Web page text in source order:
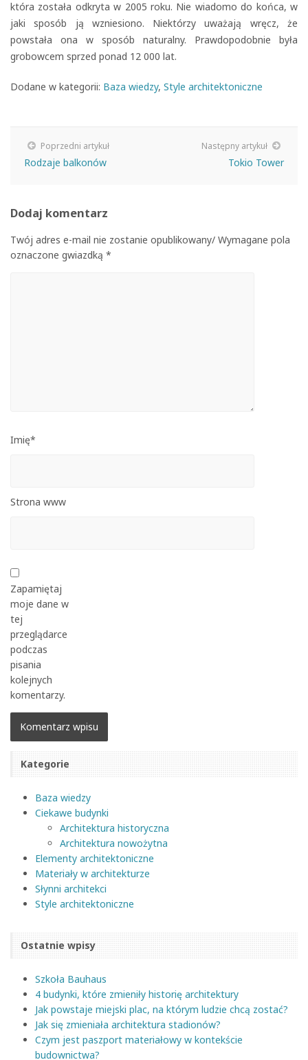
która została odkryta w 2005 roku. Nie wiadomo do końca, w
jaki sposób ją wzniesiono. Niektórzy uważają wręcz, że
powstała ona w sposób naturalny. Prawdopodobnie była
grobowcem sprzed ponad 12 000 lat.
Dodane w kategorii: Baza wiedzy, Style architektoniczne
Poprzedni artykuł
Rodzaje balkonów
Następny artykuł
Tokio Tower
Dodaj komentarz
Twój adres e-mail nie zostanie opublikowany/ Wymagane pola
oznaczone gwiazdką *
Imię*
Strona www
Zapamiętaj
moje dane w
tej
przeglądarce
podczas
pisania
kolejnych
komentarzy.
Kategorie
Baza wiedzy
Ciekawe budynki
Architektura historyczna
Architektura nowożytna
Elementy architektoniczne
Materiały w architekturze
Słynni architekci
Style architektoniczne
Ostatnie wpisy
Szkoła Bauhaus
4 budynki, które zmieniły historię architektury
Jak powstaje miejski plac, na którym ludzie chcą zostać?
Jak się zmieniała architektura stadionów?
Czym jest paszport materiałowy w kontekście
budownictwa?